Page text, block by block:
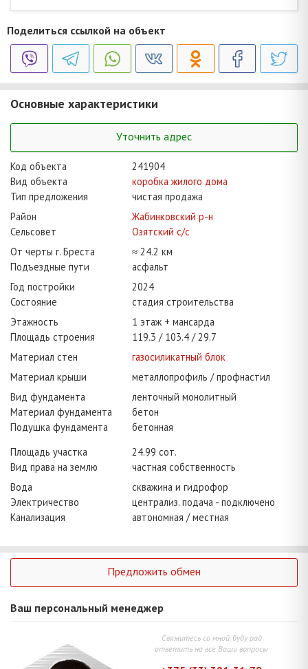
Поделиться ссылкой на объект
Основные характеристики
Уточнить адрес
Код объекта
241904
Вид объекта
коробка жилого дома
Тип предложения
чистая продажа
Район
Жабинковский р-н
Сельсовет
Озятский с/с
От черты г. Бреста
≈ 24.2 км
Подъездные пути
асфальт
Год постройки
2024
Состояние
стадия строительства
Этажность
1 этаж + мансарда
Площадь строения
119.3 103.4
29.7
Материал стен
газосиликатный блок
Материал крыши
металлопрофиль / профнастил
Вид фундамента
ленточный монолитный
Материал фундамента
бетон
Подушка фундамента
бетонная
Площадь участка
24.99 сот.
Вид права на землю
частная собственность
Вода
скважина и гидрофор
Электричество
централиз. подача - подключено
Канализация
автономная / местная
Предложить обмен
Ваш персональный менеджер
Свяжитесь со мной, буду рад
ответить на все Ваши вопросы